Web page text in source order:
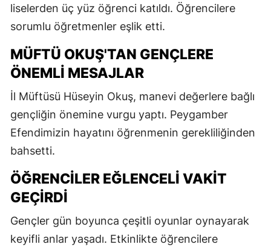
liselerden üç yüz öğrenci katıldı. Öğrencilere
sorumlu öğretmenler eşlik etti.
MÜFTÜ OKUŞ'TAN GENÇLERE
ÖNEMLI MESAJLAR
İl Müftüsü Hüseyin Okuş, manevi değerlere bağlı
gençliğin önemine vurgu yaptı. Peygamber
Efendimizin hayatını öğrenmenin gerekliliğinden
bahsetti.
ÖĞRENCILER EĞLENCELI VAKIT
GEÇIRDI
Gençler gün boyunca çeşitli oyunlar oynayarak
keyifli anlar yaşadı. Etkinlikte öğrencilere